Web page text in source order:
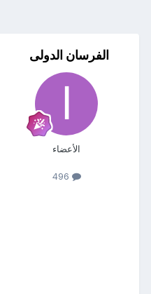
الفرسان الدولى
الأعضاء